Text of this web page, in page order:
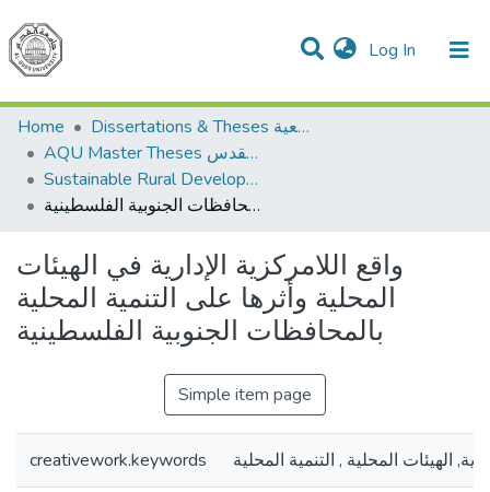
Log In (current)
Communities & Collections
All of DSpace
Home
Dissertations & Theses الرسائل الجامعية
AQU Master Theses الرسائل الجامعية الخاصة بجامعة القدس
Sustainable Rural Development التنمية الريفية المستدامة
واقع اللامركزية الإدارية في الهيئات المحلية وأثرها على التنمية المحلية بالمحافظات الجنوبية الفلسطينية
واقع اللامركزية الإدارية في الهيئات
المحلية وأثرها على التنمية المحلية
بالمحافظات الجنوبية الفلسطينية
Simple item page
creativework.keywords الهيئات المحلية , التنمية المحلية